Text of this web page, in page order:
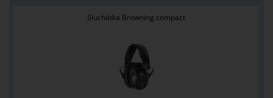
Sluchátka Browning compact